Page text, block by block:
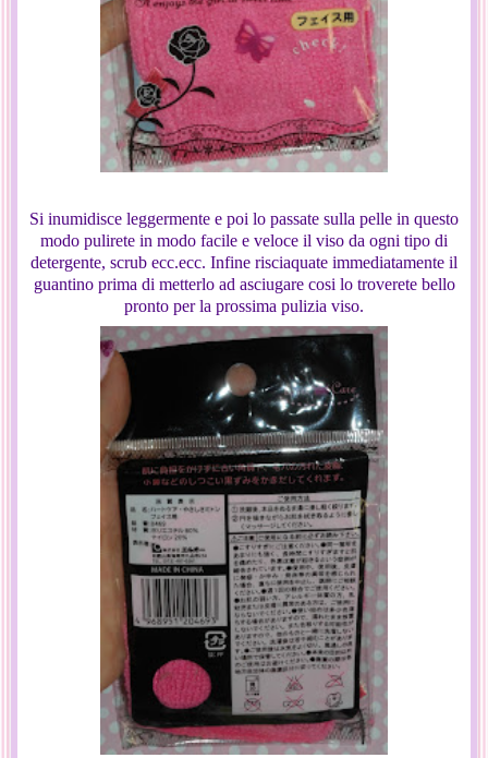
Si inumidisce leggermente e poi lo passate sulla pelle in questo
modo pulirete in modo facile e veloce il viso da ogni tipo di
detergente, scrub ecc.ecc. Infine risciaquate immediatamente il
guantino prima di metterlo ad asciugare cosi lo troverete bello
pronto per la prossima pulizia viso.